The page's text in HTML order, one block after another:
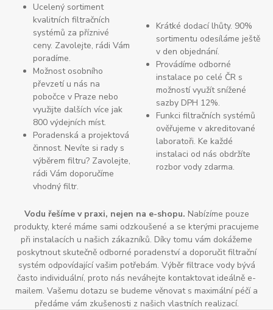
Ucelený sortiment
kvalitních filtračních
systémů za příznivé
ceny. Zavolejte, rádi Vám
poradíme.
Možnost osobního
převzetí u nás na
pobočce v Praze nebo
využijte dalších více jak
800 výdejních míst.
Poradenská a projektová
činnost. Nevíte si rady s
výběrem filtru? Zavolejte,
rádi Vám doporučíme
vhodný filtr.
Krátké dodací lhůty. 90%
sortimentu odesíláme ještě
v den objednání.
Provádíme odborné
instalace po celé ČR s
možností využít snížené
sazby DPH 12%.
Funkci filtračních systémů
ověřujeme v akreditované
laboratoři. Ke každé
instalaci od nás obdržíte
rozbor vody zdarma.
Vodu řešíme v praxi, nejen na e-shopu. Nabízíme pouze
produkty, které máme sami odzkoušené a se kterými pracujeme
při instalacích u našich zákazníků. Díky tomu vám dokážeme
poskytnout skutečně odborné poradenství a doporučit filtrační
systém odpovídající vašim potřebám. Výběr filtrace vody bývá
často individuální, proto nás neváhejte kontaktovat ideálně e-
mailem. Vašemu dotazu se budeme věnovat s maximální péčí a
předáme vám zkušenosti z našich vlastních realizací.